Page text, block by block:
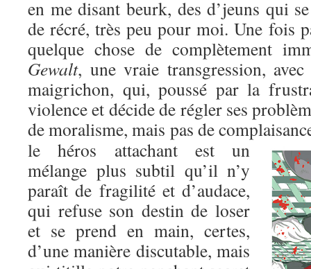
en me disant beurk, des d’jeuns qui
de récré, très peu pour moi. Une fois
quelque chose de complètement
Gewalt, une vraie transgression,
maigrichon, qui, poussé par la
violence et décide de régler ses
de moralisme, mais pas de
le héros attachant est un
mélange plus subtil qu’il n’y
paraît de fragilité et d’audace,
qui refuse son destin de loser
et se prend en main, certes,
d’une manière discutable, mais